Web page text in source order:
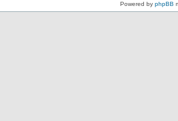
Powered by phpBB